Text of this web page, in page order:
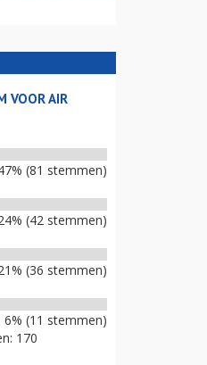
VOOR AIR
(81 stemmen)
(42 stemmen)
(36 stemmen)
6% (11 stemmen)
170